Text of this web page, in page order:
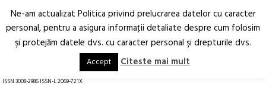
Arhitectură.
Oraș.
RO EN
ISSN 3008-2986 ISSN-L 2069-721X
Ne-am actualizat Politica privind prelucrarea datelor cu caracter
personal, pentru a asigura informaţii detaliate despre cum folosim
şi protejăm datele dvs. cu caracter personal şi drepturile dvs.
Accept Citeste mai mult